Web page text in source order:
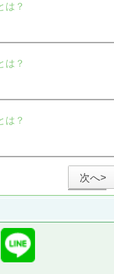
は？
は？
は？
次へ>